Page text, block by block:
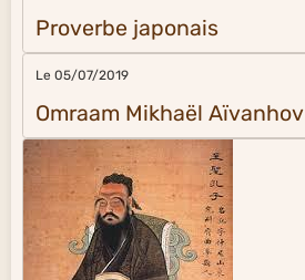
Proverbe japonais
Le 05/07/2019
Omraam Mikhaël Aïvanhov